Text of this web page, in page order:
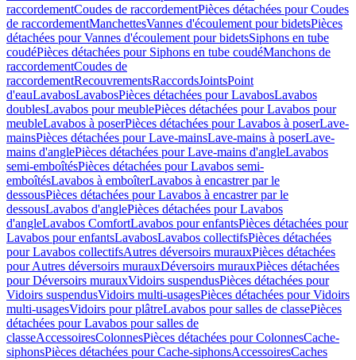
raccordementCoudes de raccordementPièces détachées pour Coudes
de raccordementManchettesVannes d'écoulement pour bidetsPièces
détachées pour Vannes d'écoulement pour bidetsSiphons en tube
coudéPièces détachées pour Siphons en tube coudéManchons de
raccordementCoudes de
raccordementRecouvrementsRaccordsJointsPoint
d'eauLavabosLavabosPièces détachées pour LavabosLavabos
doublesLavabos pour meublePièces détachées pour Lavabos pour
meubleLavabos à poserPièces détachées pour Lavabos à poserLave-
mainsPièces détachées pour Lave-mainsLave-mains à poserLave-
mains d'anglePièces détachées pour Lave-mains d'angleLavabos
semi-emboîtésPièces détachées pour Lavabos semi-
emboîtésLavabos à emboîterLavabos à encastrer par le
dessousPièces détachées pour Lavabos à encastrer par le
dessousLavabos d'anglePièces détachées pour Lavabos
d'angleLavabos ComfortLavabos pour enfantsPièces détachées pour
Lavabos pour enfantsLavabosLavabos collectifsPièces détachées
pour Lavabos collectifsAutres déversoirs murauxPièces détachées
pour Autres déversoirs murauxDéversoirs murauxPièces détachées
pour Déversoirs murauxVidoirs suspendusPièces détachées pour
Vidoirs suspendusVidoirs multi-usagesPièces détachées pour Vidoirs
multi-usagesVidoirs pour plâtreLavabos pour salles de classePièces
détachées pour Lavabos pour salles de
classeAccessoiresColonnesPièces détachées pour ColonnesCache-
siphonsPièces détachées pour Cache-siphonsAccessoiresCaches